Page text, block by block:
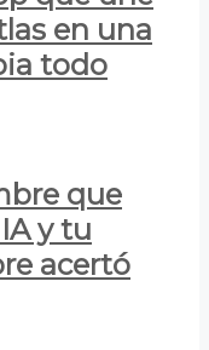
en una
todo
que
y tu
acertó